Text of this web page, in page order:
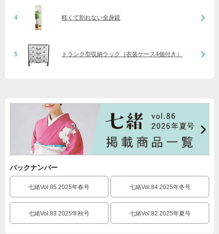
4 軽くて割れない全身鏡
5 トランク型収納ラック（衣装ケース4個付き）
バックナンバー
七緒Vol.85 2025年春号 七緒Vol.84 2025年冬号
七緒Vol.83 2025年秋号 七緒Vol.82 2025年夏号